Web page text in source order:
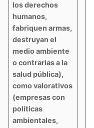
los derechos
humanos,
fabriquen armas,
destruyan el
medio ambiente
o contrarias a la
salud pública),
como valorativos
(empresas con
políticas
ambientales,